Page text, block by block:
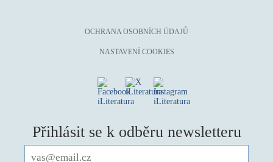
OCHRANA OSOBNÍCH ÚDAJŮ
NASTAVENÍ COOKIES
Přihlásit se k odběru newsletteru